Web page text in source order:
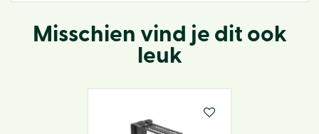
Misschien vind je dit ook
leuk